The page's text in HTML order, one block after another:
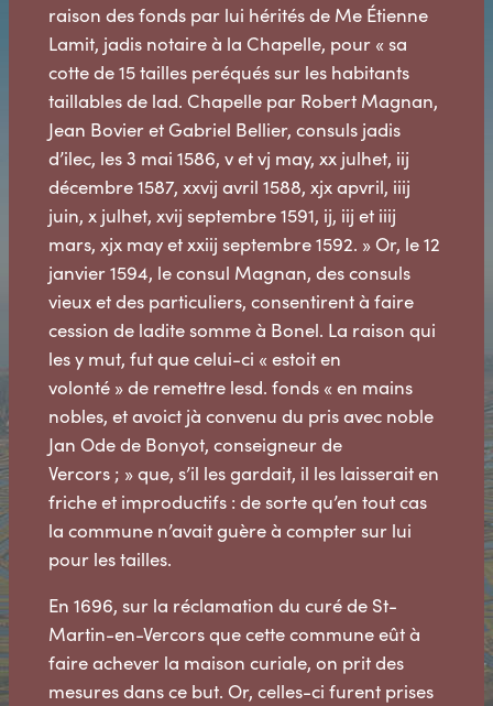
raison des fonds par lui hérités de Me Étienne
Lamit, jadis notaire à la Chapelle, pour « sa
cotte de 15 tailles peréqués sur les habitants
taillables de lad. Chapelle par Robert Magnan,
Jean Bovier et Gabriel Bellier, consuls jadis
d’ilec, les 3 mai 1586, v et vj may, xx julhet, iij
décembre 1587, xxvij avril 1588, xjx apvril, iiij
juin, x julhet, xvij septembre 1591, ij, iij et iiij
mars, xjx may et xxiij septembre 1592. » Or, le 12
janvier 1594, le consul Magnan, des consuls
vieux et des particuliers, consentirent à faire
cession de ladite somme à Bonel. La raison qui
les y mut, fut que celui-ci « estoit en
volonté » de remettre lesd. fonds « en mains
nobles, et avoict jà convenu du pris avec noble
Jan Ode de Bonyot, conseigneur de
Vercors ; » que, s’il les gardait, il les laisserait en
friche et improductifs : de sorte qu’en tout cas
la commune n’avait guère à compter sur lui
pour les tailles.
En 1696, sur la réclamation du curé de St-
Martin-en-Vercors que cette commune eût à
faire achever la maison curiale, on prit des
mesures dans ce but. Or, celles-ci furent prises